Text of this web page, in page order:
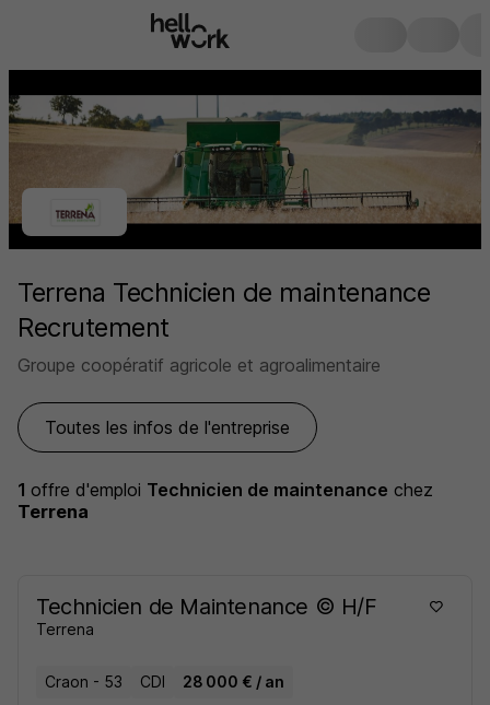
Terrena Technicien de maintenance
Recrutement
Groupe coopératif agricole et agroalimentaire
Toutes les infos de l'entreprise
1 offre d'emploi Technicien de maintenance chez
Terrena
Technicien de Maintenance © H/F
Terrena
Craon - 53 CDI 28 000 € / an